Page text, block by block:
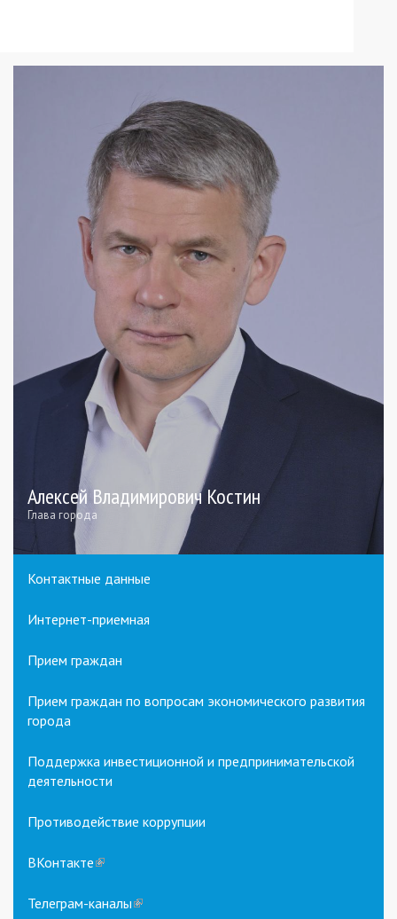
Алексей Владимирович Костин
Глава города
Контактные данные
Интернет-приемная
Прием граждан
Прием граждан по вопросам экономического развития
города
Поддержка инвестиционной и предпринимательской
деятельности
Противодействие коррупции
ВКонтакте(link
external)
Телеграм-каналы(link